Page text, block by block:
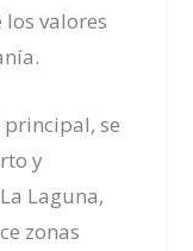
valores
se
y
Laguna,
zonas